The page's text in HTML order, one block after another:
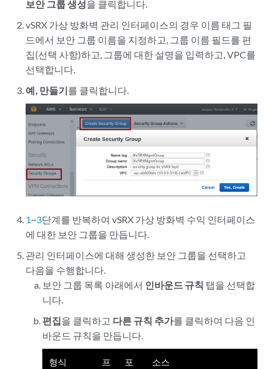
보안 그룹 생성을 클릭합니다.
vSRX 가상 방화벽 관리 인터페이스의 경우 이름 태그 필
드에서 보안 그룹 이름을 지정하고, 그룹 이름 필드를 편
집(선택 사항)하고, 그룹에 대한 설명을 입력하고, VPC를
선택합니다.
예, 만들기를 클릭합니다.
1~3단계를 반복하여 vSRX 가상 방화벽 수익 인터페이스
에 대한 보안 그룹을 만듭니다.
관리 인터페이스에 대해 생성한 보안 그룹을 선택하고
다음을 수행합니다.
보안 그룹 목록 아래에서 인바운드 규칙 탭을 선택합
니다.
편집을 클릭하고 다른 규칙 추가를 클릭하여 다음 인
바운드 규칙을 만듭니다.
형식
프
포
소스